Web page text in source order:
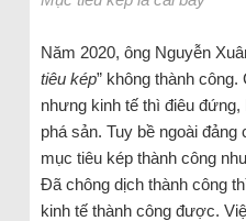
Năm 2020, ông Nguyễn
tiêu kép” không thành công.
nhưng kinh tế thì điêu đứng,
phá sản. Tuy bề ngoài
mục tiêu kép thành công
Đã chông dịch thành công
kinh tế thành công được.